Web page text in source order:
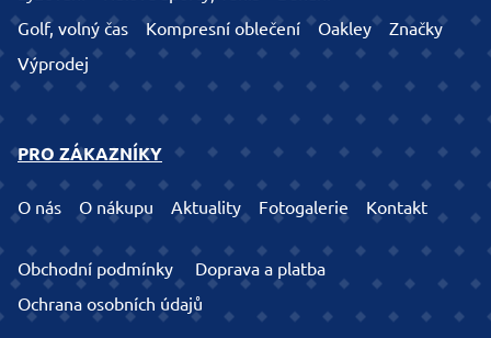
Golf, volný čas
Kompresní oblečení Oakley
Značky
Výprodej
PRO ZÁKAZNÍKY
O nás O nákupu Aktuality Fotogalerie Kontakt
Obchodní podmínky
Doprava a platba
Ochrana osobních údajů